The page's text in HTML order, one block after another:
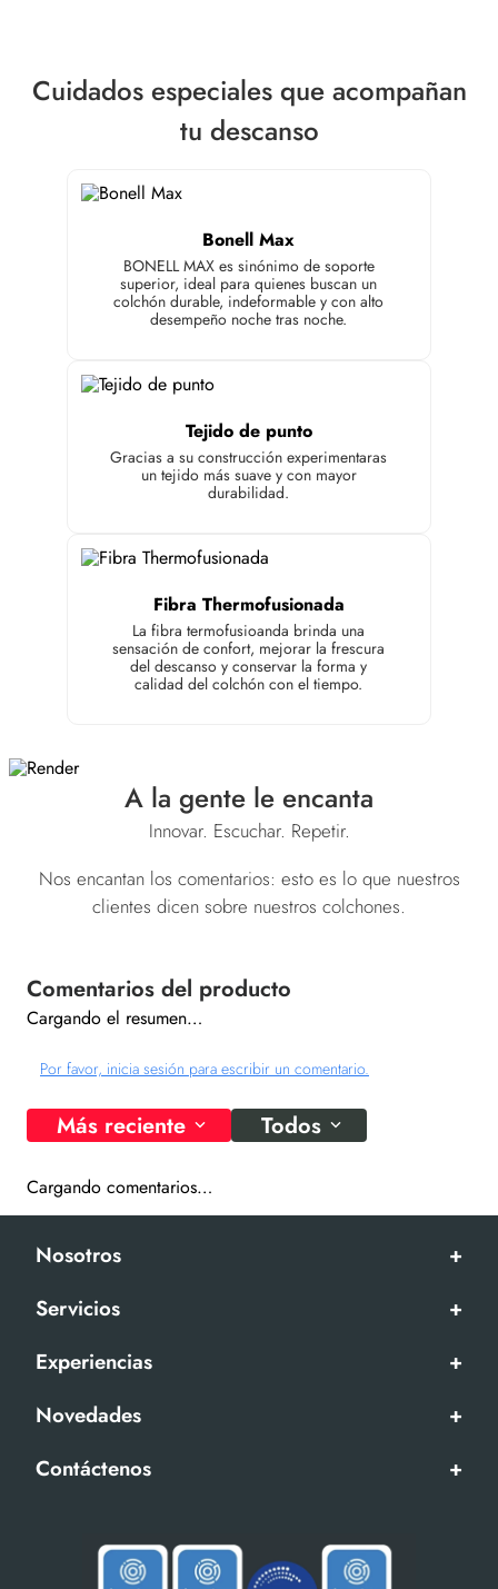
Cuidados especiales que acompañan
tu descanso
Bonell Max
BONELL MAX es sinónimo de soporte
superior, ideal para quienes buscan un
colchón durable, indeformable y con alto
desempeño noche tras noche.
Tejido de punto
Gracias a su construcción experimentaras
un tejido más suave y con mayor
durabilidad.
Fibra Thermofusionada
La fibra termofusioanda brinda una
sensación de confort, mejorar la frescura
del descanso y conservar la forma y
calidad del colchón con el tiempo.
A la gente le encanta
Innovar. Escuchar. Repetir.
Nos encantan los comentarios: esto es lo que nuestros
clientes dicen sobre nuestros colchones.
Cargando el resumen…
Por favor, inicia sesión para escribir un comentario.
Más reciente Todos
Cargando comentarios…
Nosotros
+
Servicios
+
Experiencias
+
Novedades
+
Contáctenos
+